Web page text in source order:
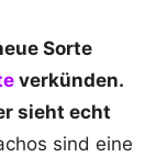
Sorte
verkünden.
sieht echt
sind eine